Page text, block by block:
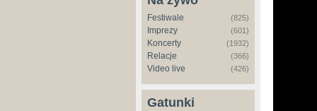
Festiwale (825)
Imprezy (601)
Koncerty (1932)
Relacje (366)
Video live (426)
Gatunki